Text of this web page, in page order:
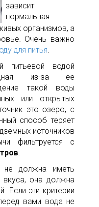
зависит
нормальная
организмов, а
Очень важно
для питья.
питьевой водой
из-за ее
такой воды
или открытых
это озеро, с
способ теряет
источников
фильтруется с
.
не должна иметь
вкуса, она должна
Если эти критерии
вами вода не